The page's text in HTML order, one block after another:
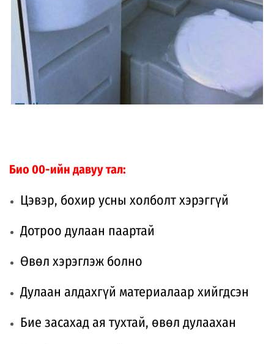
Био 00-ийн давуу тал:
Цэвэр, бохир усны холболт хэрэггүй
Дотроо дулаан паартай
Өвөл хэрэглэж болно
Дулаан алдахгүй материалаар хийгдсэн
Бие засахад ая тухтай, өвөл дулаахан